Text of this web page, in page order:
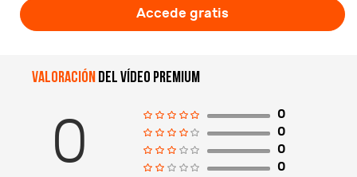
Accede gratis
Valoración del vídeo premium
0
0
0
0
0